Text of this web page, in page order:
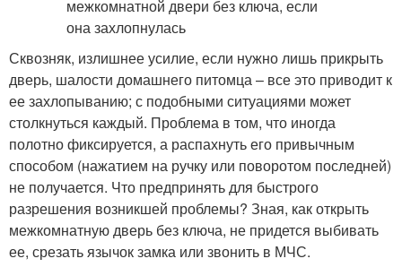
Сквозняк, излишнее усилие, если нужно лишь прикрыть
дверь, шалости домашнего питомца – все это приводит к
ее захлопыванию; с подобными ситуациями может
столкнуться каждый. Проблема в том, что иногда
полотно фиксируется, а распахнуть его привычным
способом (нажатием на ручку или поворотом последней)
не получается. Что предпринять для быстрого
разрешения возникшей проблемы? Зная, как открыть
межкомнатную дверь без ключа, не придется выбивать
ее, срезать язычок замка или звонить в МЧС.